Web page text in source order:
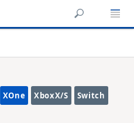
XOne XboxX/S Switch